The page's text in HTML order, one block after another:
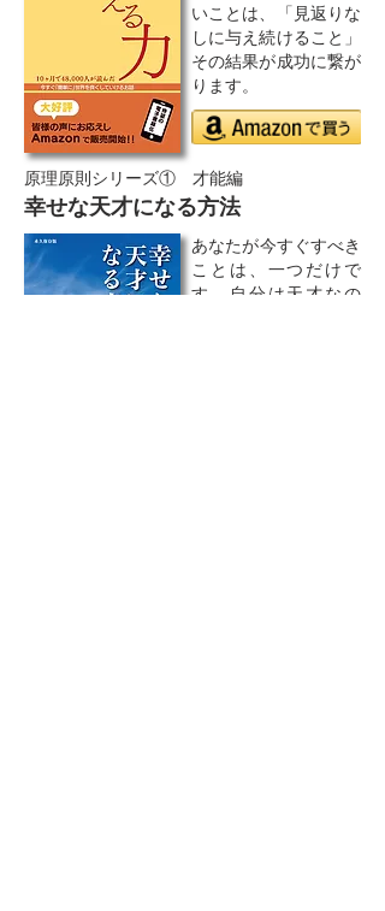
いことは、「見返りな
しに与え続けること」
その結果が成功に繋が
ります。
原理原則シリーズ① 才能編
幸せな天才になる方法
あなたが今すぐすべき
ことは、一つだけで
す。自分は天才なの